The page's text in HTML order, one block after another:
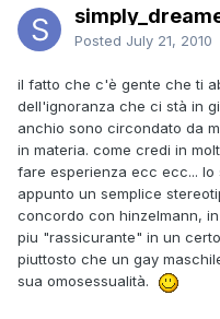
Posted July 21, 2010
il fatto che c'è gente che ti
dell'ignoranza che ci stà in
anchio sono circondato da
in materia. come credi in
fare esperienza ecc ecc... lo
appunto un semplice
concordo con hinzelmann,
piu "rassicurante" in un
piuttosto che un gay
sua omosessualità.